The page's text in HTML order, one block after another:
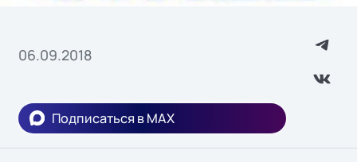
06.09.2018
Подписаться в MAX